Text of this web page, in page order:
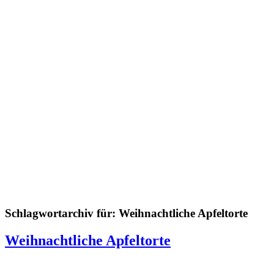
Schlagwortarchiv für: Weihnachtliche Apfeltorte
Weihnachtliche Apfeltorte